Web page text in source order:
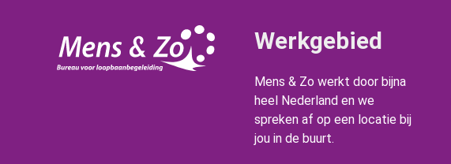
Werkgebied
Mens & Zo werkt door bijna
heel Nederland en we
spreken af op een locatie bij
jou in de buurt.